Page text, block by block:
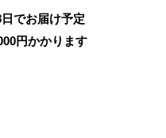
でお届け予定
円かかります